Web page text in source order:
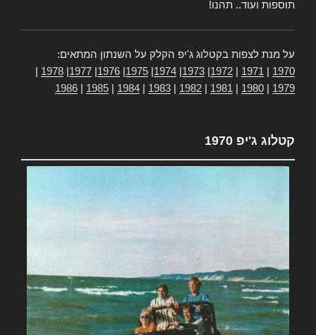
תוספות ועוד.. תהנו!
על מנת לצפות בקטלוג ג'יפ הקלק על השנתון המתאים:
1970
1971
1972
1973
1974
1975
1976
1977
1978
1979
1980
1981
1982
1983
1984
1985
1986
קטלוג ג'יפ 1970